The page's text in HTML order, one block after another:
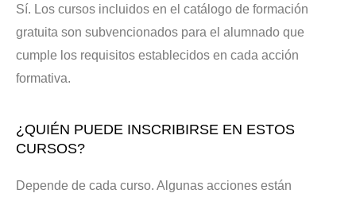
Sí. Los cursos incluidos en el catálogo de formación
gratuita son subvencionados para el alumnado que
cumple los requisitos establecidos en cada acción
formativa.
¿QUIÉN PUEDE INSCRIBIRSE EN ESTOS
CURSOS?
Depende de cada curso. Algunas acciones están